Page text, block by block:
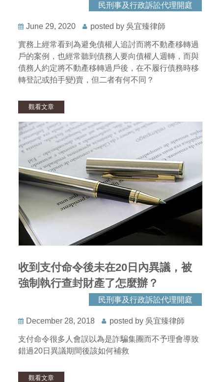
民刑事及行政訴訟代理開庭
June 29, 2020 posted by 吳宜臻律師
實務上經常看到為避免債權人追討而將不動產移轉過
戶的案例，也經常聽到債務人要向債權人週轉，而與
債務人約定將不動產移轉過戶後，在不履行債務時移
轉登記或拍手變)賣，但二者有何不同？
觀看文章
收到支付命令後未在20日內異議，被
強制執行查封財產了怎麼辦？
民刑事及行政訴訟代理開庭
December 28, 2018 posted by 吳宜臻律師
支付命令很多人會誤以為是詐騙集團而不予理會導致
錯過20日異議期間後該如何補救
觀看文章